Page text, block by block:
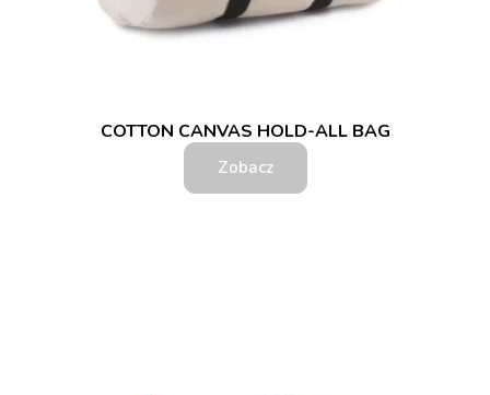
COTTON CANVAS HOLD-ALL BAG
Zobacz